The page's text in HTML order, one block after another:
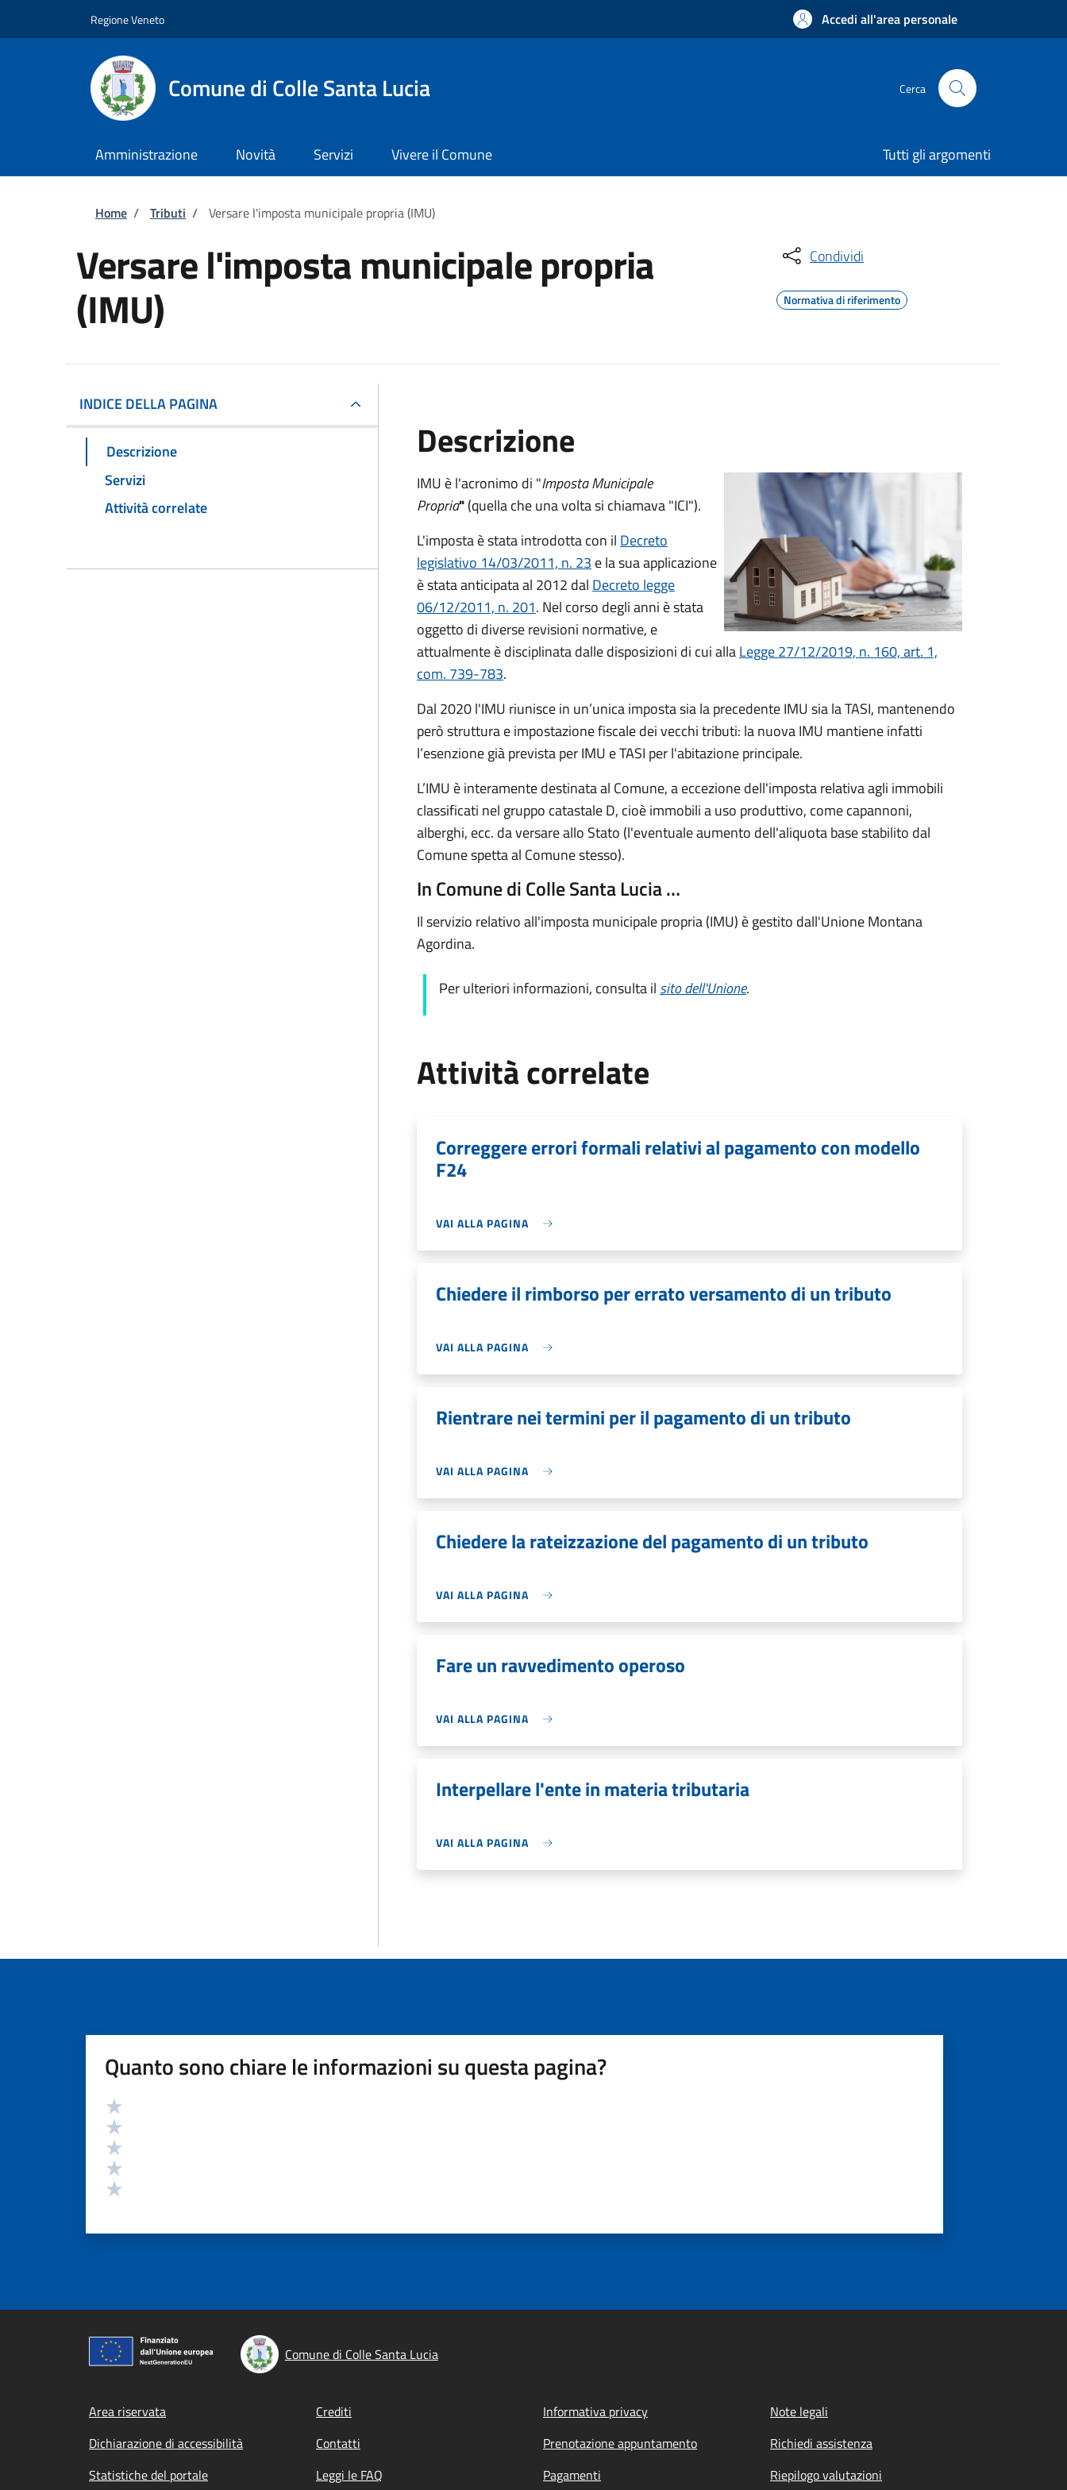
Regione Veneto Accedi all'area personale
Comune di Colle Santa Lucia Cerca
Amministrazione Novità Servizi Vivere il Comune Tutti gli argomenti
Briciole di pane
Home / Tributi / Versare l'imposta municipale propria (IMU)
Versare l'imposta municipale propria
(IMU)
Condividi
Normativa di riferimento
INDICE DELLA PAGINA
Descrizione
Servizi
Attività correlate
Descrizione
IMU è l'acronimo di "Imposta Municipale
Propria"(quella che una volta si chiamava "ICI").
L'imposta è stata introdotta con il Decreto
legislativo 14/03/2011, n. 23 e la sua applicazione
è stata anticipata al 2012 dal Decreto legge
06/12/2011, n. 201. Nel corso degli anni è stata
oggetto di diverse revisioni normative, e
attualmente è disciplinata dalle disposizioni di cui allaLegge 27/12/2019, n. 160, art. 1,
com. 739-783.
Dal 2020 l'IMU riunisce in un’unica imposta sia la precedente IMU sia la TASI, mantenendo
però struttura e impostazione fiscale dei vecchi tributi: la nuova IMU mantiene infatti
l’esenzione già prevista per IMU e TASI per l'abitazione principale.
L’IMU è interamente destinata al Comune, a eccezione dell'imposta relativa agli immobili
classificati nel gruppo catastale D, cioè immobili a uso produttivo, come capannoni,
alberghi, ecc. da versare allo Stato (l'eventuale aumento dell'aliquota base stabilito dal
Comune spetta al Comune stesso).
In Comune di Colle Santa Lucia …
Il servizio relativo all'imposta municipale propria (IMU) è gestito dall'Unione Montana
Agordina.
Per ulteriori informazioni, consulta il sito dell'Unione.
Attività correlate
Correggere errori formali relativi al pagamento con modello
F24
VAI ALLA PAGINA
Chiedere il rimborso per errato versamento di un tributo
VAI ALLA PAGINA
Rientrare nei termini per il pagamento di un tributo
VAI ALLA PAGINA
Chiedere la rateizzazione del pagamento di un tributo
VAI ALLA PAGINA
Fare un ravvedimento operoso
VAI ALLA PAGINA
Interpellare l'ente in materia tributaria
VAI ALLA PAGINA
Quanto sono chiare le informazioni su questa pagina?
Valutazione
Comune di Colle Santa Lucia
Footer menu
Area riservata Crediti Informativa privacy
Note legali
Dichiarazione di accessibilità
Contatti Prenotazione appuntamento
Richiedi assistenza
Statistiche del portale
Leggi le FAQ Pagamenti Riepilogo valutazioni